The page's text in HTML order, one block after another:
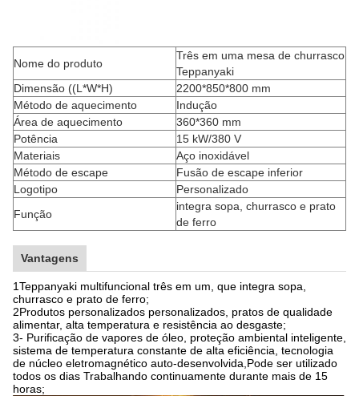
Nome do produto
Três em uma mesa de churrasco
Teppanyaki
Dimensão ((L*W*H)
2200*850*800 mm
Método de aquecimento
Indução
Área de aquecimento
360*360 mm
Potência
15 kW/380 V
Materiais
Aço inoxidável
Método de escape
Fusão de escape inferior
Logotipo
Personalizado
Função
integra sopa, churrasco e prato
de ferro
Vantagens
1Teppanyaki multifuncional três em um, que integra sopa,
churrasco e prato de ferro;
2Produtos personalizados personalizados, pratos de qualidade
alimentar, alta temperatura e resistência ao desgaste;
3- Purificação de vapores de óleo, proteção ambiental inteligente,
sistema de temperatura constante de alta eficiência, tecnologia
de núcleo eletromagnético auto-desenvolvida,Pode ser utilizado
todos os dias Trabalhando continuamente durante mais de 15
horas;